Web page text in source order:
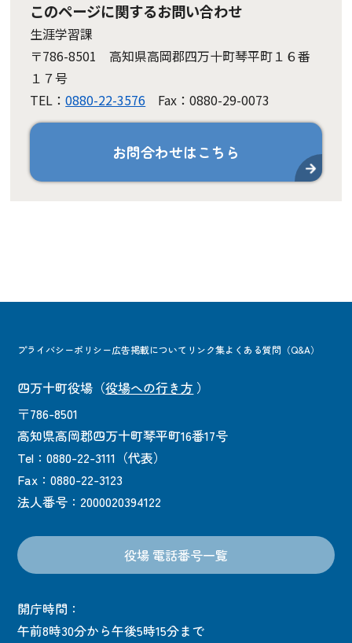
このページに関するお問い合わせ
生涯学習課
〒786-8501 高知県高岡郡四万十町琴平町１６番
１７号
TEL：0880-22-3576 Fax：0880-29-0073
お問合わせはこちら
プライバシーポリシー広告掲載について リンク集よくある質問（Q&A）
四万十町役場 （役場への行き方 ）
〒786-8501
高知県高岡郡四万十町琴平町16番17号
Tel：0880-22-3111（代表）
Fax：0880-22-3123
法人番号：2000020394122
役場 電話番号一覧
開庁時間：
午前8時30分から午後5時15分まで